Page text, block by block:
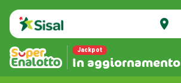
place
Jackpot
In aggiornamento